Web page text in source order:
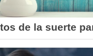
de la suerte